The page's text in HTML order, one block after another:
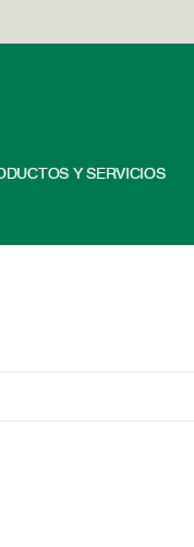
Y SERVICIOS